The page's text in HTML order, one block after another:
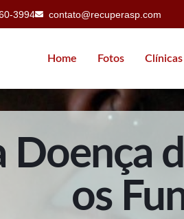
3994 contato@recuperasp.com
Home Fotos Clínicas
Doença
os